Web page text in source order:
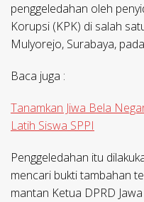
penggeledahan oleh
Korupsi (KPK) di salah
Mulyorejo, Surabaya,
Baca juga :
Tanamkan Jiwa Bela
Latih Siswa SPPI
Penggeledahan itu
mencari bukti tambahan
mantan Ketua DPRD